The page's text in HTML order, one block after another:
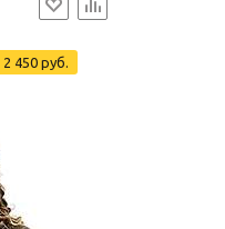
2 450 руб.